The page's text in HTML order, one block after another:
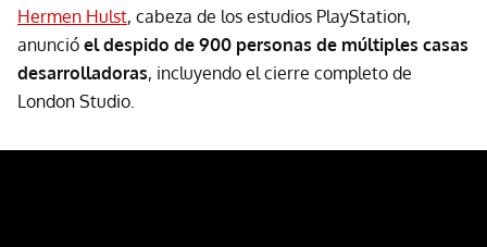
Hermen Hulst, cabeza de los estudios PlayStation,
anunció el despido de 900 personas de múltiples casas
desarrolladoras, incluyendo el cierre completo de
London Studio.